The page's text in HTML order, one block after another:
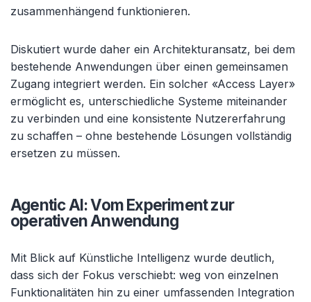
zusammenhängend funktionieren.
Diskutiert wurde daher ein Architekturansatz, bei dem
bestehende Anwendungen über einen gemeinsamen
Zugang integriert werden. Ein solcher «Access Layer»
ermöglicht es, unterschiedliche Systeme miteinander
zu verbinden und eine konsistente Nutzererfahrung
zu schaffen – ohne bestehende Lösungen vollständig
ersetzen zu müssen.
Agentic AI: Vom Experiment zur
operativen Anwendung
Mit Blick auf Künstliche Intelligenz wurde deutlich,
dass sich der Fokus verschiebt: weg von einzelnen
Funktionalitäten hin zu einer umfassenden Integration